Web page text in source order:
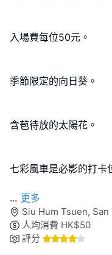
入場費每位50元。
季節限定的向日葵。
含苞待放的太陽花。
七彩風車是必影的打卡
... 更多
Siu Hum Tsuen, San
人均消費 HK$50
評分